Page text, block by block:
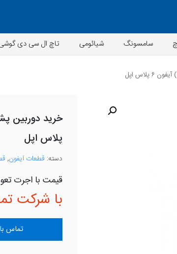
سامسونگ شیائومی تاچ ال سی دی
اپل
پلاس اپل
دسته: قطعات آیفون,
با شرکت
تماس با